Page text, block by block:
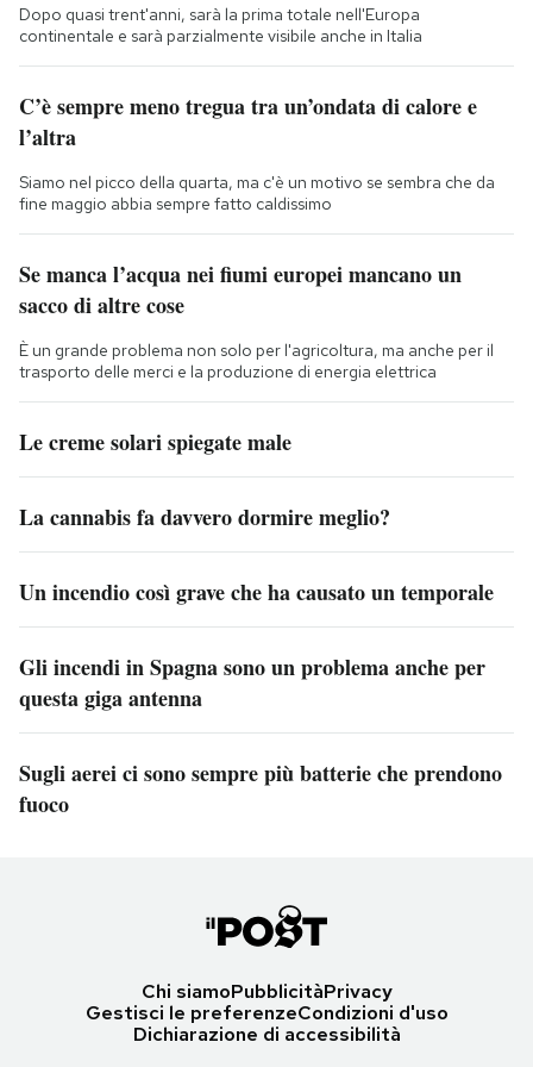
Dopo quasi trent'anni, sarà la prima totale nell'Europa
continentale e sarà parzialmente visibile anche in Italia
C’è sempre meno tregua tra un’ondata di calore e
l’altra
Siamo nel picco della quarta, ma c'è un motivo se sembra che da
fine maggio abbia sempre fatto caldissimo
Se manca l’acqua nei fiumi europei mancano un
sacco di altre cose
È un grande problema non solo per l'agricoltura, ma anche per il
trasporto delle merci e la produzione di energia elettrica
Le creme solari spiegate male
La cannabis fa davvero dormire meglio?
Un incendio così grave che ha causato un temporale
Gli incendi in Spagna sono un problema anche per
questa giga antenna
Sugli aerei ci sono sempre più batterie che prendono
fuoco
Chi siamoPubblicitàPrivacy
Gestisci le preferenzeCondizioni d'uso
Dichiarazione di accessibilità